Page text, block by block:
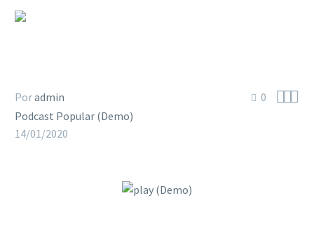
Super Simple Post
0 
Poradmin
Podcast Popular (Demo)
14/01/2020